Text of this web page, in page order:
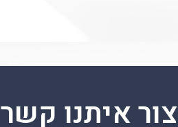
צור איתנו קשר